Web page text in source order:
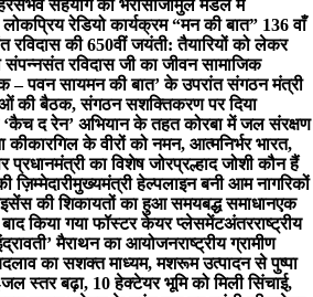
सहयोग का भरोसाजामुल मंडल में
रेडियो कार्यक्रम “मन की बात” 136 वाँ
रविदास की 650वीं जयंती: तैयारियों को लेकर
संपन्नसंत रविदास जी का जीवन सामाजिक
– पवन सायमन की बात’ के उपरांत संगठन मंत्री
की बैठक, संगठन सशक्तिकरण पर दिया
‘कैच द रेन’ अभियान के तहत कोरबा में जल संरक्षण
कीकारगिल के वीरों को नमन, आत्मनिर्भर भारत,
प्रधानमंत्री का विशेष जोरप्रल्हाद जोशी कौन हैं
ज़िम्मेदारीमुख्यमंत्री हेल्पलाइन बनी आम नागरिकों
की शिकायतों का हुआ समयबद्ध समाधानएक
किया गया फॉस्टर केयर प्लेसमेंटअंतरराष्ट्रीय
मैराथन का आयोजनराष्ट्रीय ग्रामीण
का सशक्त माध्यम, मशरूम उत्पादन से पुष्पा
स्तर बढ़ा, 10 हेक्टेयर भूमि को मिली सिंचाई,